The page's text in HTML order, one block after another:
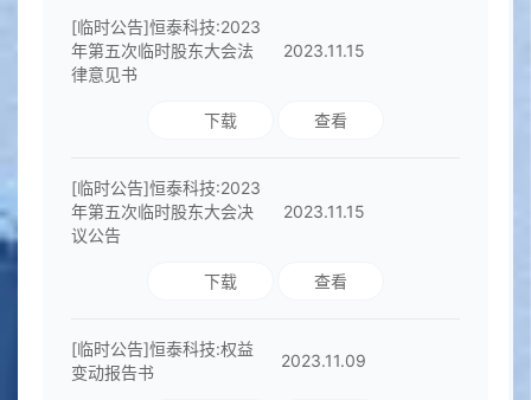
[临时公告]恒泰科技:2023
年第五次临时股东大会法
律意见书
2023.11.15
下载 查看
[临时公告]恒泰科技:2023
年第五次临时股东大会决
议公告
2023.11.15
下载 查看
[临时公告]恒泰科技:权益
变动报告书
2023.11.09